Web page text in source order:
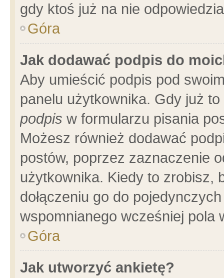
gdy ktoś już na nie
Góra
Jak dodawać podpis do
Aby umieścić podpis pod
panelu użytkownika. Gdy już
podpis w formularzu pisania
Możesz również dodawać
postów, poprzez zaznaczenie
użytkownika. Kiedy to zrobisz,
dołączeniu go do
wspomnianego wcześniej pola
Góra
Jak utworzyć ankietę?